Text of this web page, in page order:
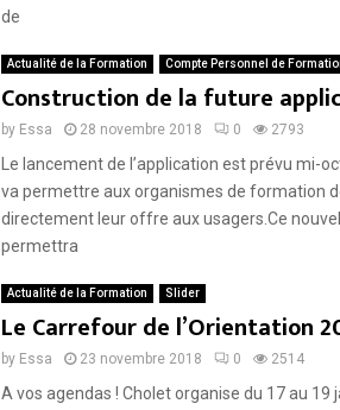
de
Actualité de la Formation Compte Personnel de
Construction de la future
by Essa 28 novembre 2018 0 2793
Le lancement de l’application est prévu mi-
va permettre aux organismes de formation
directement leur offre aux usagers.Ce
permettra
Actualité de la Formation Slider
Le Carrefour de l’Orientation
by Essa 23 novembre 2018 0 2514
A vos agendas ! Cholet organise du 17 au 19